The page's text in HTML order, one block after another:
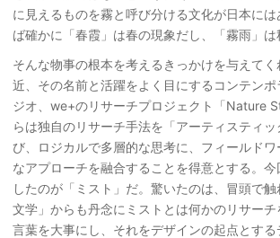
に見えるものを霧と呼び分ける文化が日本に
ば確かに「春霞」は春の現象だし、「霧雨」は
そんな物事の根本を考えるきっかけを与えて
近、その名前と活躍をよく目にするコンテン
ジオ、we+のリサーチプロジェクト「Nature
らは独自のリサーチ手法を「アーティスティ
び、ロジカルで多層的な思考に、フィールド
なアプローチを融合することを得意とする。
したのが「ミスト」だ。驚いたのは、冒頭で
文学」からも丹念にミストとは何かのリサーチ
言葉を大事にし、それをデザインの起点とする